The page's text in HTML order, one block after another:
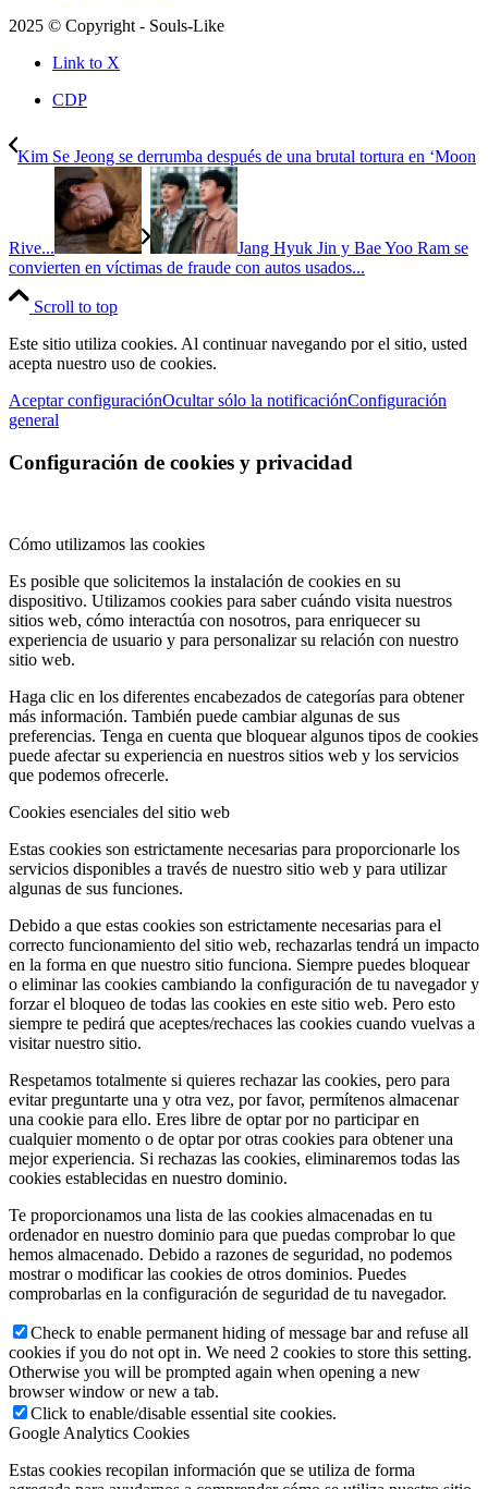
2025 © Copyright - Souls-Like
Link to X
CDP
Kim Se Jeong se derrumba después de una brutal tortura en ‘Moon
Rive...
Jang Hyuk Jin y Bae Yoo Ram se
convierten en víctimas de fraude con autos usados...
Scroll to top
Este sitio utiliza cookies. Al continuar navegando por el sitio, usted
acepta nuestro uso de cookies.
Aceptar configuraciónOcultar sólo la notificaciónConfiguración
general
Configuración de cookies y privacidad
Cómo utilizamos las cookies
Es posible que solicitemos la instalación de cookies en su
dispositivo. Utilizamos cookies para saber cuándo visita nuestros
sitios web, cómo interactúa con nosotros, para enriquecer su
experiencia de usuario y para personalizar su relación con nuestro
sitio web.
Haga clic en los diferentes encabezados de categorías para obtener
más información. También puede cambiar algunas de sus
preferencias. Tenga en cuenta que bloquear algunos tipos de cookies
puede afectar su experiencia en nuestros sitios web y los servicios
que podemos ofrecerle.
Cookies esenciales del sitio web
Estas cookies son estrictamente necesarias para proporcionarle los
servicios disponibles a través de nuestro sitio web y para utilizar
algunas de sus funciones.
Debido a que estas cookies son estrictamente necesarias para el
correcto funcionamiento del sitio web, rechazarlas tendrá un impacto
en la forma en que nuestro sitio funciona. Siempre puedes bloquear
o eliminar las cookies cambiando la configuración de tu navegador y
forzar el bloqueo de todas las cookies en este sitio web. Pero esto
siempre te pedirá que aceptes/rechaces las cookies cuando vuelvas a
visitar nuestro sitio.
Respetamos totalmente si quieres rechazar las cookies, pero para
evitar preguntarte una y otra vez, por favor, permítenos almacenar
una cookie para ello. Eres libre de optar por no participar en
cualquier momento o de optar por otras cookies para obtener una
mejor experiencia. Si rechazas las cookies, eliminaremos todas las
cookies establecidas en nuestro dominio.
Te proporcionamos una lista de las cookies almacenadas en tu
ordenador en nuestro dominio para que puedas comprobar lo que
hemos almacenado. Debido a razones de seguridad, no podemos
mostrar o modificar las cookies de otros dominios. Puedes
comprobarlas en la configuración de seguridad de tu navegador.
Check to enable permanent hiding of message bar and refuse all
cookies if you do not opt in. We need 2 cookies to store this setting.
Otherwise you will be prompted again when opening a new
browser window or new a tab.
Click to enable/disable essential site cookies.
Google Analytics Cookies
Estas cookies recopilan información que se utiliza de forma